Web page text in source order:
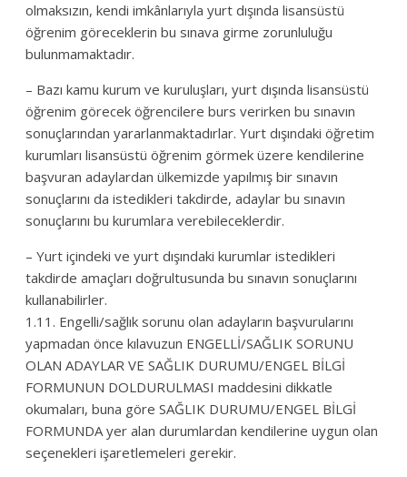
olmaksızın, kendi imkânlarıyla yurt dışında lisansüstü
öğrenim göreceklerin bu sınava girme zorunluluğu
bulunmamaktadır.
– Bazı kamu kurum ve kuruluşları, yurt dışında lisansüstü
öğrenim görecek öğrencilere burs verirken bu sınavın
sonuçlarından yararlanmaktadırlar. Yurt dışındaki öğretim
kurumları lisansüstü öğrenim görmek üzere kendilerine
başvuran adaylardan ülkemizde yapılmış bir sınavın
sonuçlarını da istedikleri takdirde, adaylar bu sınavın
sonuçlarını bu kurumlara verebileceklerdir.
– Yurt içindeki ve yurt dışındaki kurumlar istedikleri
takdirde amaçları doğrultusunda bu sınavın sonuçlarını
kullanabilirler.
1.11. Engelli/sağlık sorunu olan adayların başvurularını
yapmadan önce kılavuzun ENGELLİ/SAĞLIK SORUNU
OLAN ADAYLAR VE SAĞLIK DURUMU/ENGEL BİLGİ
FORMUNUN DOLDURULMASI maddesini dikkatle
okumaları, buna göre SAĞLIK DURUMU/ENGEL BİLGİ
FORMUNDA yer alan durumlardan kendilerine uygun olan
seçenekleri işaretlemeleri gerekir.